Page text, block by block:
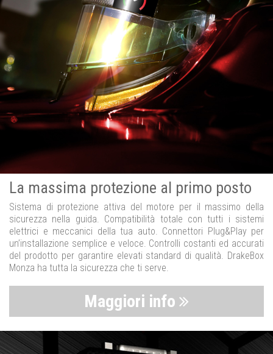
La massima protezione al primo posto
Sistema di protezione attiva del motore per il massimo della
sicurezza nella guida. Compatibilità totale con tutti i sistemi
elettrici e meccanici della tua auto. Connettori Plug&Play per
un’installazione semplice e veloce. Controlli costanti ed accurati
del prodotto per garantire elevati standard di qualità. DrakeBox
Monza ha tutta la sicurezza che ti serve.
Maggiori info